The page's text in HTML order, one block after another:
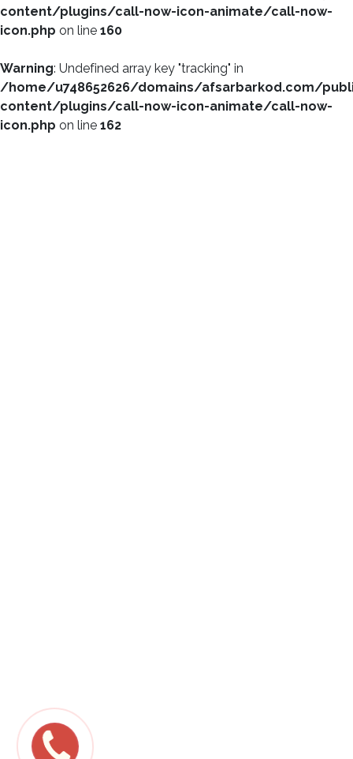
content/plugins/call-now-icon-animate/call-now-
icon.php on line 160
Warning: Undefined array key "tracking" in
/home/u748652626/domains/afsarbarkod.com/
content/plugins/call-now-icon-animate/call-now-
icon.php on line 162